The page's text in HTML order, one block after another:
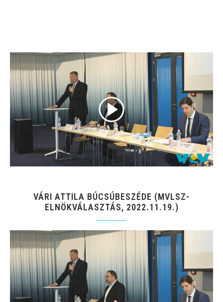
VÁRI ATTILA BÚCSÚBESZÉDE (MVLSZ-
ELNÖKVÁLASZTÁS, 2022.11.19.)